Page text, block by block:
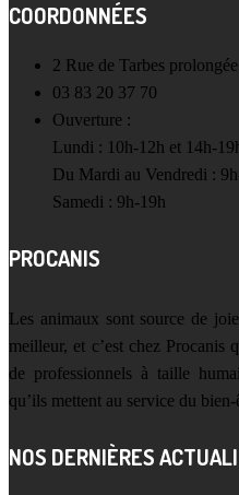
COORDONNÉES
2 Rue de Tarbes
03 83 20 37 70
Ouverture :
Lundi : 10h-12h et 14h-
Du Mardi au Vendredi :
Samedi : 9h-19h
PROCANIS
Les animaux sont source de
meilleur, et c’est chez
de professionnels à taille
qu’ils mettent au service du
NOS DERNIÈRES